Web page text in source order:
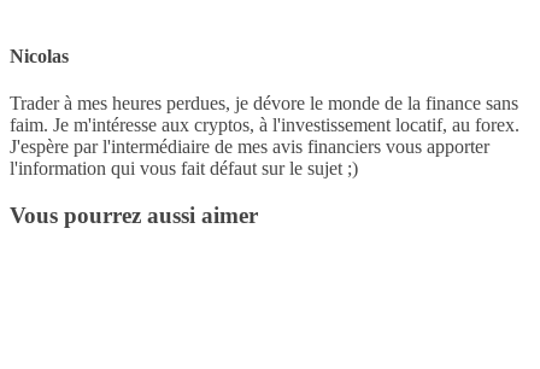
Nicolas
Trader à mes heures perdues, je dévore le monde de la finance sans
faim. Je m'intéresse aux cryptos, à l'investissement locatif, au forex.
J'espère par l'intermédiaire de mes avis financiers vous apporter
l'information qui vous fait défaut sur le sujet ;)
Vous pourrez aussi aimer